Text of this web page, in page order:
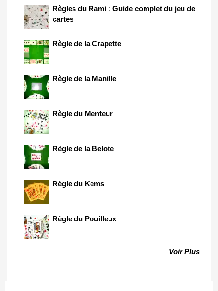
Règles du Rami : Guide complet du jeu de
cartes
Règle de la Crapette
Règle de la Manille
Règle du Menteur
Règle de la Belote
Règle du Kems
Règle du Pouilleux
Voir Plus